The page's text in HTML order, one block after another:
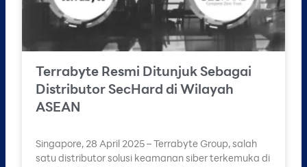
Terrabyte Resmi Ditunjuk Sebagai
Distributor SecHard di Wilayah
ASEAN
Singapore, 28 April 2025 – Terrabyte Group, salah
satu distributor solusi keamanan siber terkemuka di